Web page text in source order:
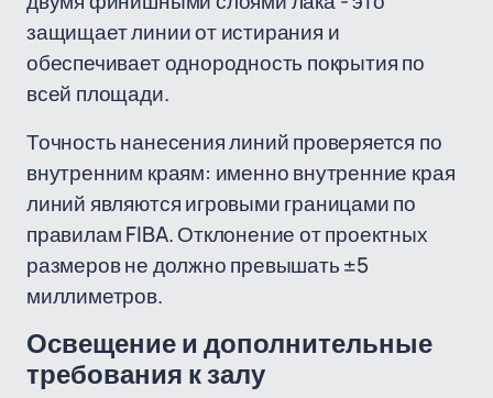
защищает линии от истирания и
обеспечивает однородность покрытия по
всей площади.
Точность нанесения линий проверяется по
внутренним краям: именно внутренние края
линий являются игровыми границами по
правилам FIBA. Отклонение от проектных
размеров не должно превышать ±5
миллиметров.
Освещение и дополнительные
требования к залу